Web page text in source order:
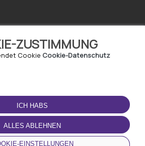
ZUSTIMMUNG
Cookie Cookie-Datenschutz
ICH HABS
ALLES ABLEHNEN
EINSTELLUNGEN
LADEN SIE DIE APP
HERUNTER